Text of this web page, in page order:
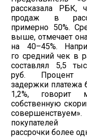
рассказала РБК,
продаж в
примерно 50%.
выше, отмечает
на 40–45%.
го средний чек в
составлял 5,5
руб. Процент
задержки платежа
1,2%, говорит
собственную
совершенствуем».
покупателей
рассрочки более